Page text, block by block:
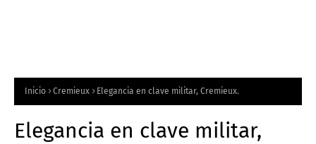
Inicio Cremieux Elegancia en clave militar, Cremieux.
Elegancia en clave militar,